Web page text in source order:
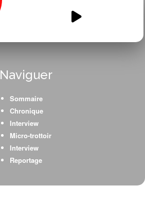
AGN-Theartiste-ou-bien.mp3
Naviguer
Sommaire
Chronique
Interview
Micro-trottoir
Interview
Reportage